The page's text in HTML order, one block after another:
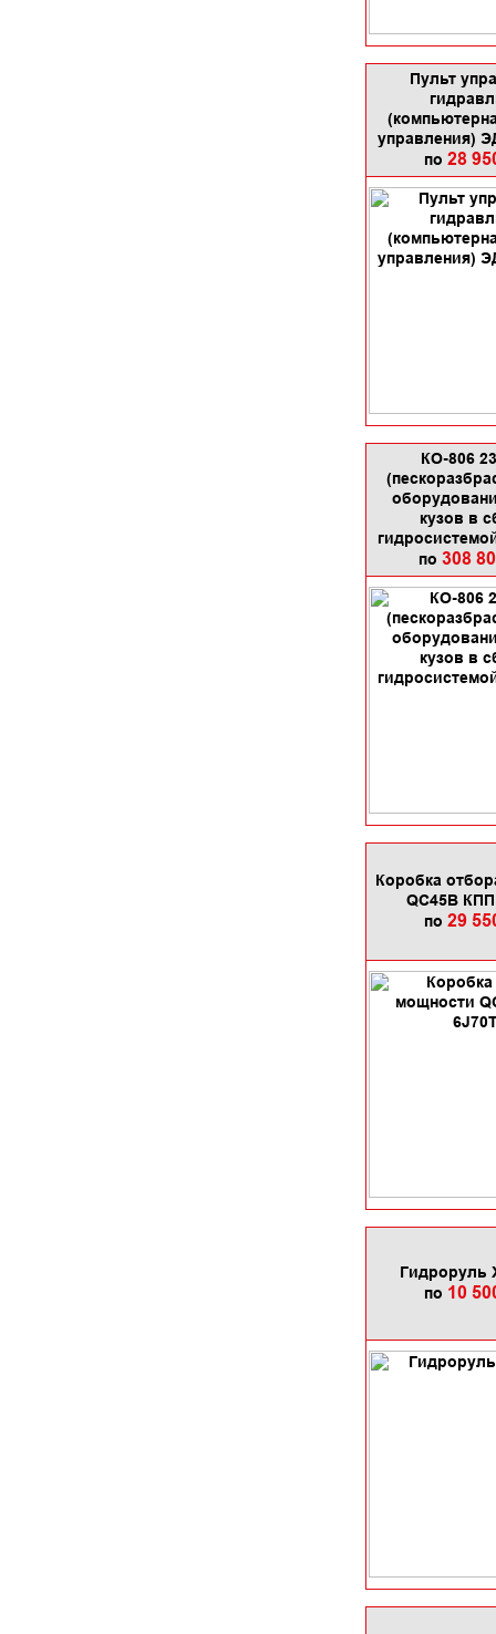
Пульт
управления)
по 28
КО-806
кузов в
по308
Коробка
QC45B
по 29
Гидроруль
по 10